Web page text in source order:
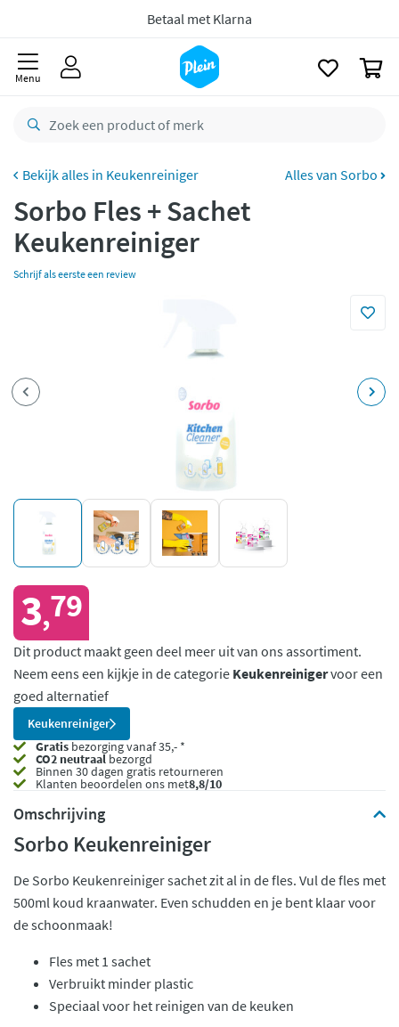
8,8/10
Menu
Keukenreiniger Alles van Sorbo
Sorbo Fles + Sachet
Keukenreiniger
Schrijf als eerste een review
3,79
Dit product maakt geen deel meer uit van ons assortiment.
Neem eens een kijkje in de categorie Keukenreinigervoor een
goed alternatief
Keukenreiniger
Gratis bezorging vanaf 35,- *
CO2 neutraalbezorgd
Binnen 30 dagen gratis retourneren
Klanten beoordelen ons met8,8/10
Omschrijving
Sorbo Keukenreiniger
De Sorbo Keukenreiniger sachet zit al in de fles. Vul de fles met
500ml koud kraanwater. Even schudden en je bent klaar voor
de schoonmaak!
Fles met 1 sachet
Verbruikt minder plastic
Speciaal voor het reinigen van de keuken